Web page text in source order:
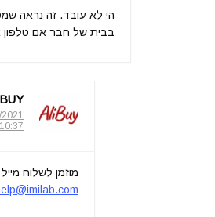
הי לא עובד. זה נראה
בבית של חבר אם טלפון
10:37
מוזמן לשלוח